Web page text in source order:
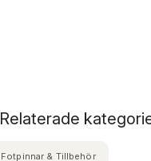
Relaterade
Fotpinnar & Tillbehör